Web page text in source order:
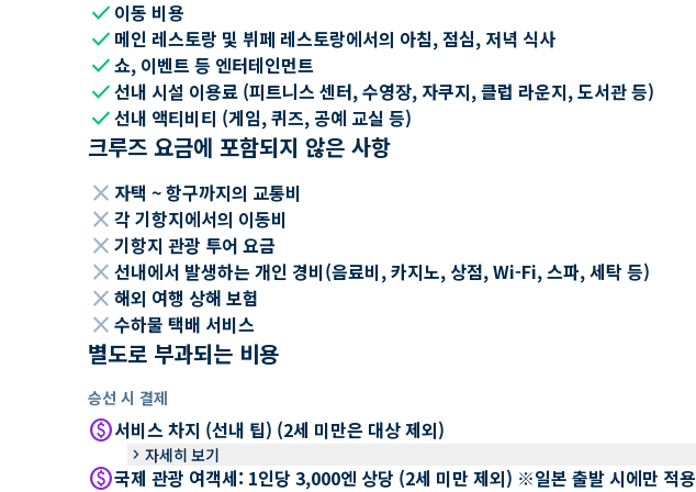
check 이동 비용
check 메인 레스토랑 및 뷔페 레스토랑에서의 아침, 점심, 저녁 식사
check쇼, 이벤트 등 엔터테인먼트
check선내 시설 이용료 (피트니스 센터, 수영장, 자쿠지, 클럽 라운지, 도서관 등)
check선내 액티비티 (게임, 퀴즈, 공예 교실 등)
크루즈 요금에 포함되지 않은 사항
close 자택 ~ 항구까지의 교통비
close 각 기항지에서의 이동비
close 기항지 관광 투어 요금
close 선내에서 발생하는 개인 경비(음료비, 카지노, 상점, Wi-Fi, 스파, 세탁 등)
close 해외 여행 상해 보험
close 수하물 택배 서비스
별도로 부과되는 비용
승선 시 결제
paid서비스 차지 (선내 팁) (2세 미만은 대상 제외)
keyboard_arrow_right 자세히 보기
paid국제 관광 여객세: 1인당 3,000엔 상당 (2세 미만 제외) ※일본 출발 시에만 적용